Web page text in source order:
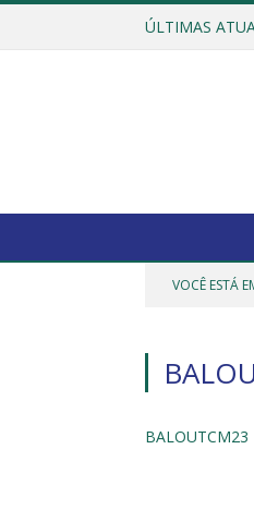
ÚLTIMAS
VOCÊ ESTÁ
BALOUTCM23